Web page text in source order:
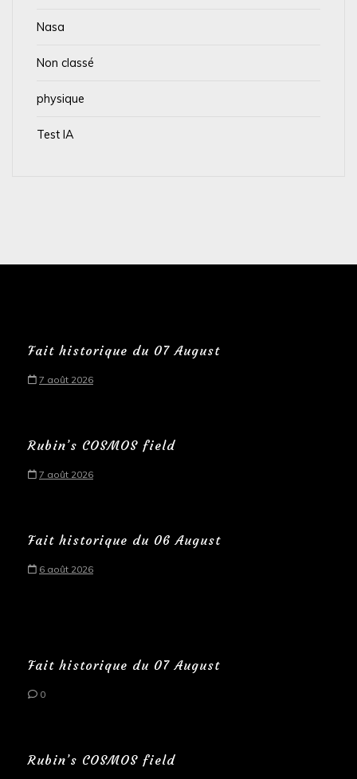
Nasa
Non classé
physique
Test IA
Fait historique du 07 August
7 août 2026
Rubin’s COSMOS field
7 août 2026
Fait historique du 06 August
6 août 2026
Fait historique du 07 August
0
Rubin’s COSMOS field